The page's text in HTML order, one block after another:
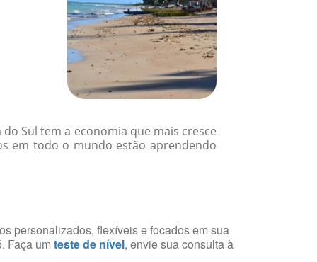
Sul tem a economia que mais cresce
em todo o mundo estão aprendendo
personalizados, flexíveis e focados em sua
Faça um teste de nível, envie sua consulta à